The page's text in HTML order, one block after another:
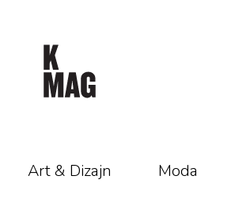
Art & Dizajn Moda